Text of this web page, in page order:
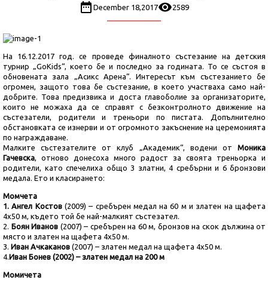
December 18,2017 2589
На 16.12.2017 год. се проведе финалното състезание на детския
турнир „GoKids“, което бе и последно за годината. То се състоя в
обновената зала „Асикс Арена“. Интересът към състезанието бе
огромен, защото това бе състезание, в което участваха само най-
добрите. Това предизвика и доста главоболие за организаторите,
които не можаха да се справят с безконтролното движение на
състезатели, родители и треньори по пистата. Допълнително
обстановката се изнерви и от огромното закъснение на церемонията
по награждаване.
Малките състезателите от клуб „Академик“, водени отМоника
Гачевска, отново донесоха много радост за своята треньорка и
родители, като спечелиха общо 3 златни, 4 сребърни и 6 бронзови
медала. Ето и класирането:
Момчета
1. Ангел Костов(2009) – сребърен медал на 60 м и златен на щафета
4х50 м, където той бе най-малкият състезател.
2. Боян Иванов (2007) – сребърен на 60 м, бронзов на скок дължина от
място и златен на щафета 4х50 м.
3. Иван Ачкаканов (2007) – златен медал на щафета 4х50 м.
4.Иван Бонев (2002) – златен медал на 200 м
Момичета